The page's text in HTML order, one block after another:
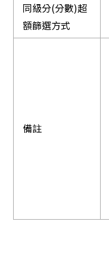
同級分(分數)超
額篩選方式
備註